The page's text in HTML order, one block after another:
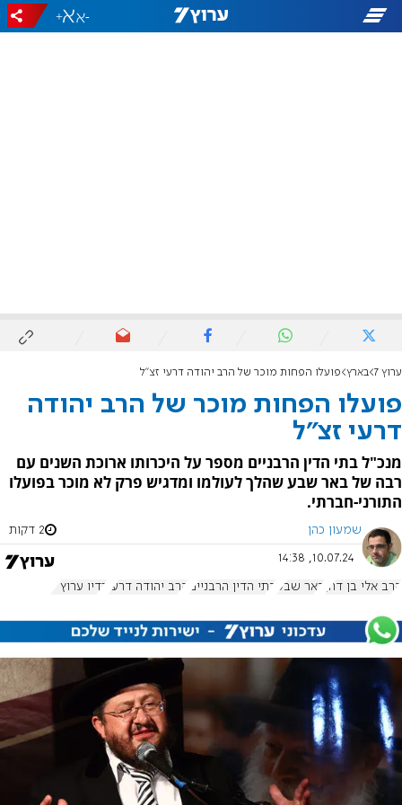
-
+
ערוץ 7 בארץ פועלו הפחות מוכר של הרב יהודה דרעי זצ"ל
פועלו הפחות מוכר של הרב יהודה
דרעי זצ"ל
מנכ"ל בתי הדין הרבניים מספר על היכרותו ארוכת השנים עם
רבה של באר שבע שהלך לעולמו ומדגיש פרק לא מוכר בפועלו
התורני-חברתי.
שמעון כהן 2 דקות
10.07.24, 14:38
הרב אלי בן דהן באר שבע בתי הדין הרבניים הרב יהודה דרעי רדיו ערוץ 7